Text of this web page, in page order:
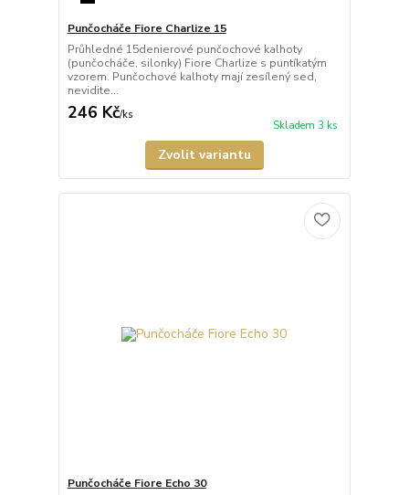
Punčocháče Fiore Charlize 15
Průhledné 15denierové punčochové kalhoty
(punčocháče, silonky) Fiore Charlize s puntíkatým
vzorem. Punčochové kalhoty mají zesílený sed,
nevidite...
246 Kč/ks
Skladem 3 ks
Zvolit variantu
Punčocháče Fiore Echo 30